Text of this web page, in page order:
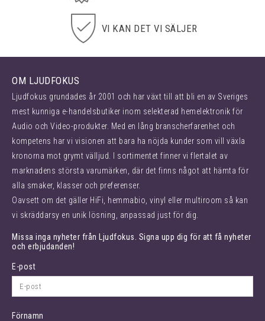
VI KAN DET VI SÄLJER
OM LJUDFOKUS
Ljudfokus grundades år 2001 och har växt till att bli en av Sveriges
mest kunniga e-handelsbutiker inom selekterad hemelektronik för
Audio och Video-produkter. Med en lång branscherfarenhet och
kompetens har vi visionen att bara ha nöjda kunder som vill växla
kronorna mot grymt välljud. I sortimentet finner vi flertalet av
marknadens största varumärken, där det finns något att hämta för
alla smaker, klasser och preferenser.
Oavsett om det gäller HiFi, hemmabio, vinyl eller multiroom så kan
vi skräddarsy en unik lösning, anpassad just för dig.
Missa inga nyheter från Ljudfokus. Signa upp dig för att få nyheter
och erbjudanden!
E-post
Förnamn